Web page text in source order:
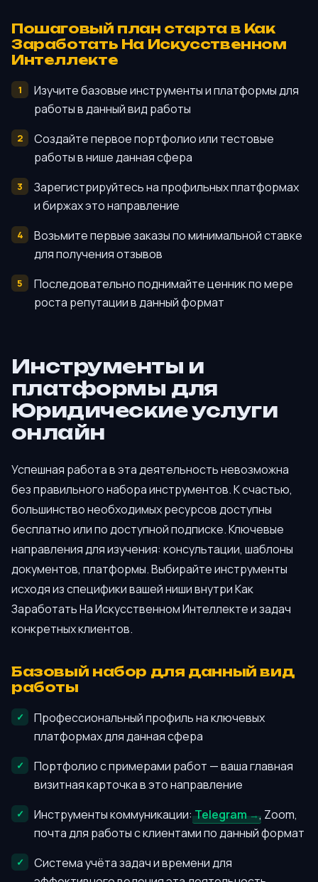
Пошаговый план старта в Как
Заработать На Искусственном
Интеллекте
Изучите базовые инструменты и платформы для
работы в данный вид работы
Создайте первое портфолио или тестовые
работы в нише данная сфера
Зарегистрируйтесь на профильных платформах
и биржах это направление
Возьмите первые заказы по минимальной ставке
для получения отзывов
Последовательно поднимайте ценник по мере
роста репутации в данный формат
Инструменты и
платформы для
Юридические услуги
онлайн
Успешная работа в эта деятельность невозможна
без правильного набора инструментов. К счастью,
большинство необходимых ресурсов доступны
бесплатно или по доступной подписке. Ключевые
направления для изучения: консультации, шаблоны
документов, платформы. Выбирайте инструменты
исходя из специфики вашей ниши внутри Как
Заработать На Искусственном Интеллекте и задач
конкретных клиентов.
Базовый набор для данный вид
работы
Профессиональный профиль на ключевых
платформах для данная сфера
Портфолио с примерами работ — ваша главная
визитная карточка в это направление
Инструменты коммуникации:Telegram
, Zoom,
почта для работы с клиентами по данный формат
Система учёта задач и времени для